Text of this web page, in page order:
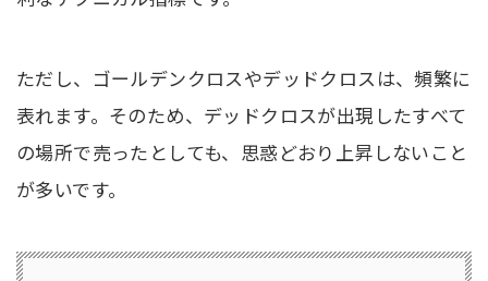
ただし、ゴールデンクロスやデッドクロスは、頻繁に
表れます。そのため、デッドクロスが出現したすべて
の場所で売ったとしても、思惑どおり上昇しないこと
が多いです。